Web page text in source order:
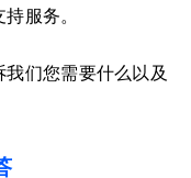
服务。
们您需要什么以及